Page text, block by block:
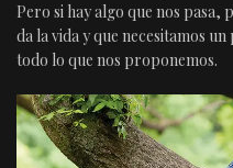
Pero si hay algo que nos pasa,
da la vida y que necesitamos
todo lo que nos proponemos.